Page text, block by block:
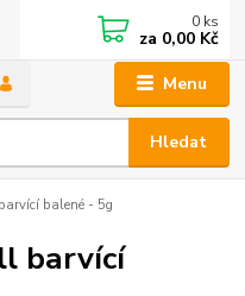
Menu
Hledat
0 ks
za 0,00 Kč
balené - 5g
barvící